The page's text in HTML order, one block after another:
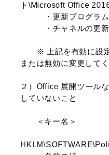
ト\Microsoft Office
・更新プログラム
・チャネルの更新
※ 上記を有効に設定
または無効に変更してく
２）Office 展開ツール
していないこと
＜キー名＞